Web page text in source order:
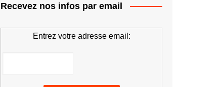
Recevez nos infos par email
Entrez votre adresse email: